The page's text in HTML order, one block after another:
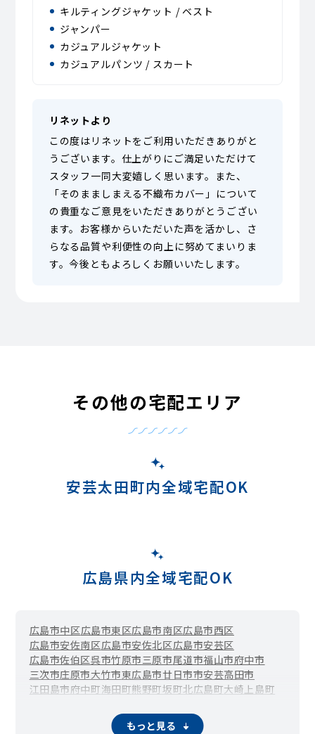
キルティングジャケット / ベスト
ジャンパー
カジュアルジャケット
カジュアルパンツ / スカート
リネットより
この度はリネットをご利用いただきありがと
うございます。仕上がりにご満足いただけて
スタッフ一同大変嬉しく思います。また、
「そのまましまえる不織布カバー」について
の貴重なご意見をいただきありがとうござい
ます。お客様からいただいた声を活かし、さ
らなる品質や利便性の向上に努めてまいりま
す。今後ともよろしくお願いいたします。
その他の宅配エリア
安芸太田町内全域宅配OK
広島県内全域宅配OK
広島市中区広島市東区広島市南区広島市西区
広島市安佐南区広島市安佐北区広島市安芸区
広島市佐伯区呉市竹原市三原市尾道市福山市府中市
三次市庄原市大竹市東広島市廿日市市安芸高田市
江田島市府中町海田町熊野町坂町北広島町大崎上島町
もっと見る